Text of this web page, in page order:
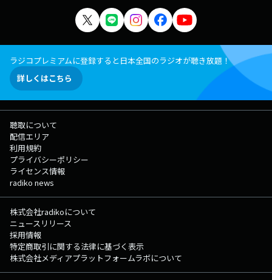
ラジコプレミアムに登録すると日本全国のラジオが聴き放題！
詳しくはこちら
聴取について
配信エリア
利用規約
プライバシーポリシー
ライセンス情報
radiko news
株式会社radikoについて
ニュースリリース
採用情報
特定商取引に関する法律に基づく表示
株式会社メディアプラットフォームラボについて